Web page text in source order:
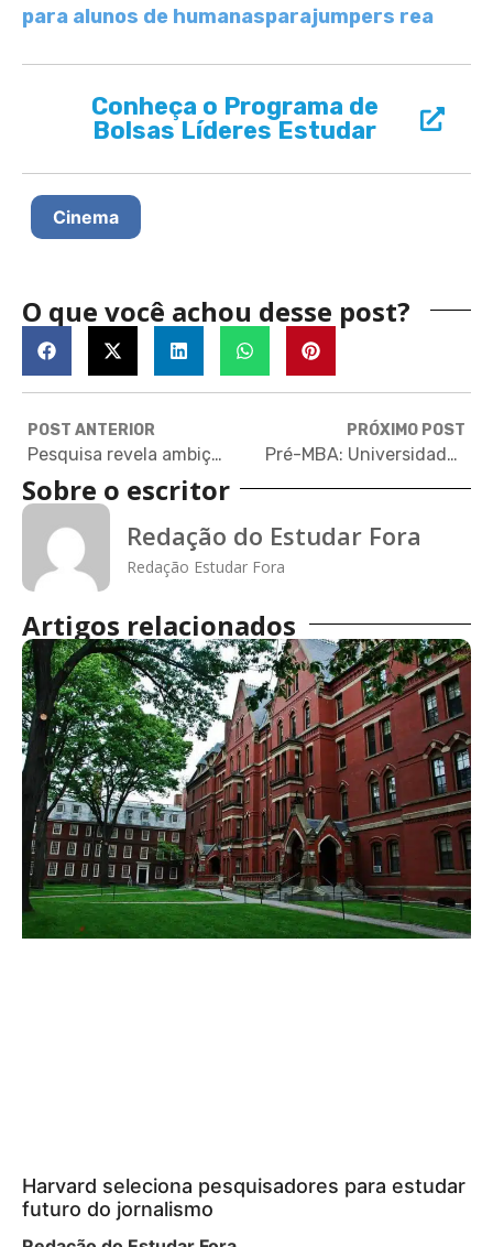
para alunos de humanasparajumpers rea
Conheça o Programa de
Bolsas Líderes Estudar
Cinema
O que você achou desse post?
POST ANTERIOR
Pesquisa revela ambições de estudantes da América Latina
PRÓXIMO POST
Pré-MBA: Universidade Northeastern cria curso de especialização em gestão
Sobre o escritor
Redação do Estudar Fora
Redação Estudar Fora
Artigos relacionados
Harvard seleciona pesquisadores para estudar
futuro do jornalismo